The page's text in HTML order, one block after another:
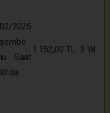
2025
Saat
1.152,00 TL 3 Yıl